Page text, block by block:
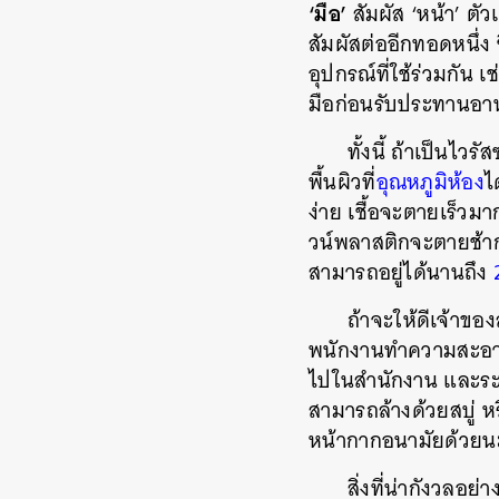
‘มือ’ สัมผัส ‘หน้า’ ตั
สัมผัสต่ออีกทอดหนึ่ง
อุปกรณ์ที่ใช้ร่วมกัน เ
มือก่อนรับประทานอา
ทั้งนี้ ถ้าเป็นไวรั
พื้นผิวที่อุณหภูมิห้อง
ง่าย เชื้อจะตายเร็ว
วน์พลาสติกจะตายช้
สามารถอยู่ได้นานถึง
ถ้าจะให้ดีเจ้าข
พนักงานทำความสะ
ไปในสำนักงาน และ
สามารถล้างด้วยสบู่
หน้ากากอนามัยด้วย
สิ่งที่น่ากังวลอย่